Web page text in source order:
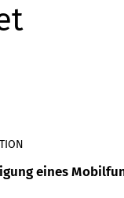
eines